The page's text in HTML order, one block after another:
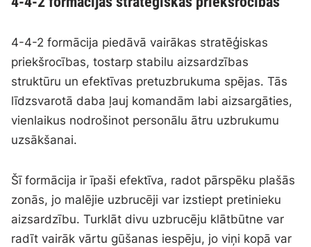
4-4-2 formācija piedāvā vairākas stratēģiskas
priekšrocības, tostarp stabilu aizsardzības
struktūru un efektīvas pretuzbrukuma spējas. Tās
līdzsvarotā daba ļauj komandām labi aizsargāties,
vienlaikus nodrošinot personālu ātru uzbrukumu
uzsākšanai.
Šī formācija ir īpaši efektīva, radot pārspēku plašās
zonās, jo malējie uzbrucēji var izstiept pretinieku
aizsardzību. Turklāt divu uzbrucēju klātbūtne var
radīt vairāk vārtu gūšanas iespēju, jo viņi kopā var